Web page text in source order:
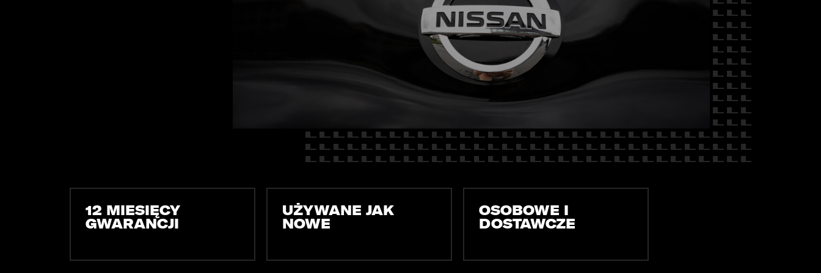
Fakturatka
Ubezpieczenia
NAPISZ DO NAS
12 MIESIĘCY
GWARANCJI
UŻYWANE JAK
NOWE
OSOBOWE I
DOSTAWCZE